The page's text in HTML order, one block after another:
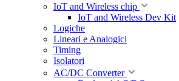
IoT and Wireless chip
IoT and Wireless Dev Kit
Logiche
Lineari e Analogici
Timing
Isolatori
AC/DC Converter